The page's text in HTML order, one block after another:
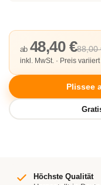
88,00
ab 48,40 €
inkl. MwSt. · Preis
Plissee
Höchste Qualität